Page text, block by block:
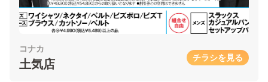
コナカ
土気店 チラシを見る